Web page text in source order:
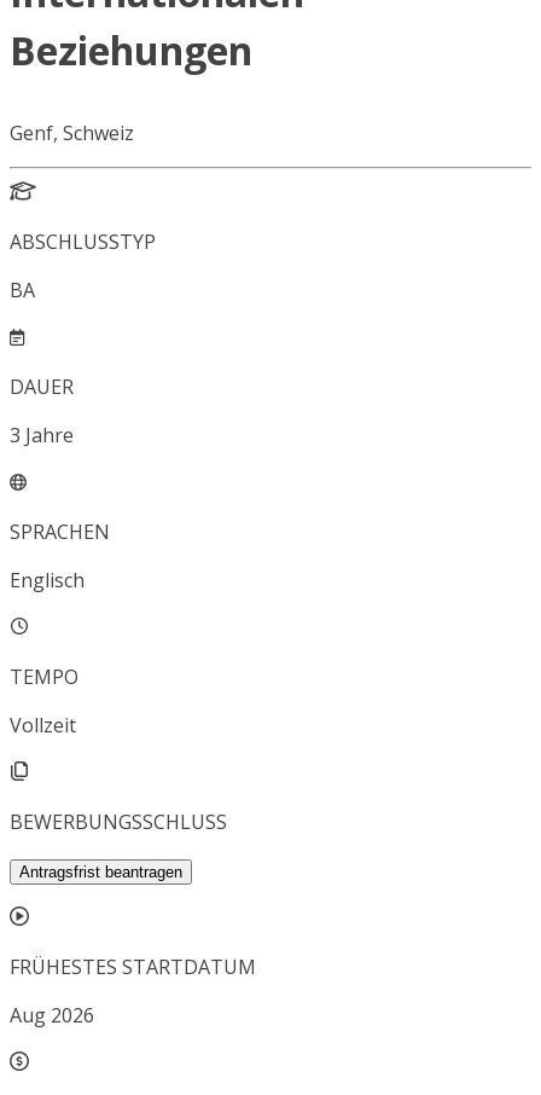
Beziehungen
Genf, Schweiz
ABSCHLUSSTYP
BA
DAUER
3 Jahre
SPRACHEN
Englisch
TEMPO
Vollzeit
BEWERBUNGSSCHLUSS
Antragsfrist beantragen
FRÜHESTES STARTDATUM
Aug 2026